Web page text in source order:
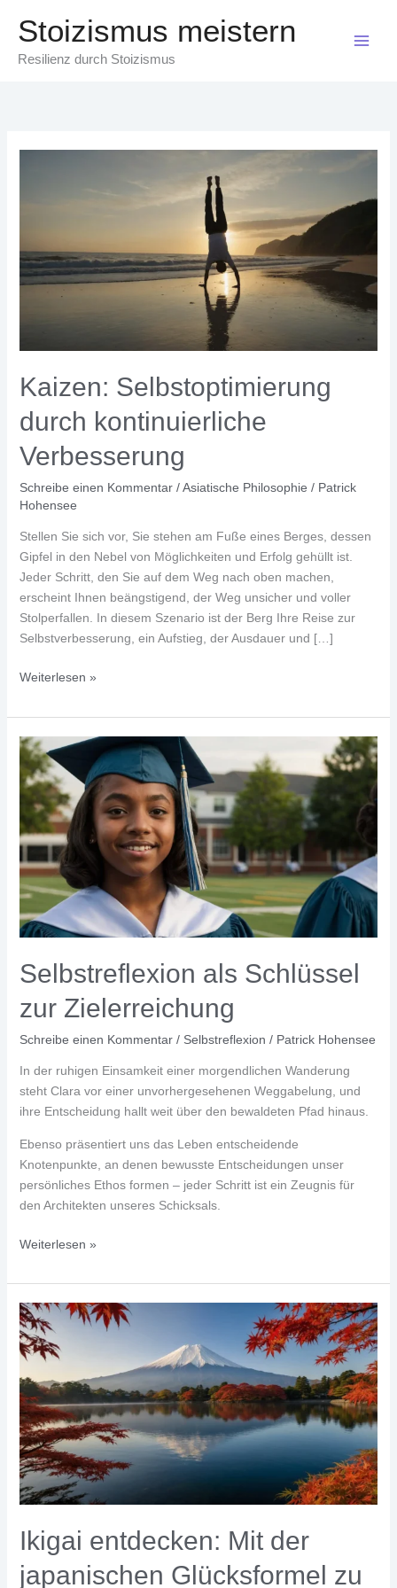
InhaltStoizismus meistern
Resilienz durch Stoizismus
Kaizen: Selbstoptimierung
durch kontinuierliche
Verbesserung
Schreibe einen Kommentar /Asiatische Philosophie / Patrick
Hohensee
Stellen Sie sich vor, Sie stehen am Fuße eines Berges, dessen
Gipfel in den Nebel von Möglichkeiten und Erfolg gehüllt ist.
Jeder Schritt, den Sie auf dem Weg nach oben machen,
erscheint Ihnen beängstigend, der Weg unsicher und voller
Stolperfallen. In diesem Szenario ist der Berg Ihre Reise zur
Selbstverbesserung, ein Aufstieg, der Ausdauer und […]
Kaizen:
durch
kontinuierliche
Verbesserung
Weiterlesen »
Selbstreflexion als Schlüssel
zur Zielerreichung
Schreibe einen Kommentar / Selbstreflexion / Patrick Hohensee
In der ruhigen Einsamkeit einer morgendlichen Wanderung
steht Clara vor einer unvorhergesehenen Weggabelung, und
ihre Entscheidung hallt weit über den bewaldeten Pfad hinaus.
Ebenso präsentiert uns das Leben entscheidende
Knotenpunkte, an denen bewusste Entscheidungen unser
persönliches Ethos formen – jeder Schritt ist ein Zeugnis für
den Architekten unseres Schicksals.
Selbstreflexion
Schlüssel
zur
Zielerreichung
Weiterlesen »
Ikigai entdecken: Mit der
japanischen Glücksformel zu